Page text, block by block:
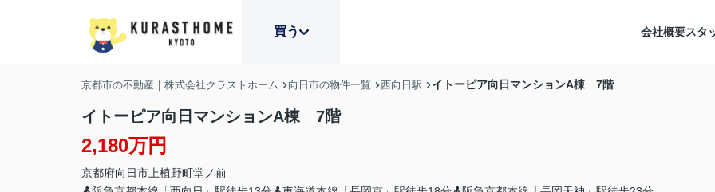
買う 会社概要スタ
京都市の不動産｜株式会社クラストホーム 向日市の物件一覧 西向日駅 イトーピア向日マンションA棟 7階
イトーピア向日マンションA棟 7階
2,180万円
京都府向日市 上植野町堂ノ前